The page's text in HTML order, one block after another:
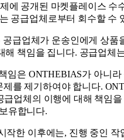
공개된 마켓플레이스
공급업체로부터 회수할 수
급업체가 운송인에게 상
책임을 집니다. 공급업체
은 ONTHEBIAS가 아니
를 제기하여야 합니다.
업체의 이행에 대해 책임
유합니다.
한 이후에는, 진행 중인